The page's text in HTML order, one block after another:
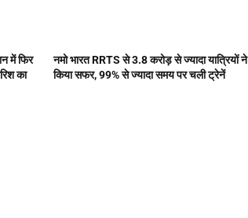
में फिर
का
नमो भारत RRTS से 3.8 करोड़ से ज्यादा यात्रियों ने
किया सफर, 99% से ज्यादा समय पर चली ट्रेनें